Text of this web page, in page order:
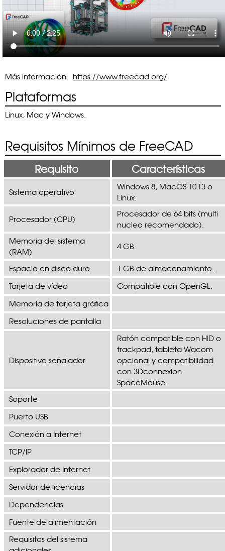
Más información: https://www.freecad.org/
Plataformas
Linux, Mac y Windows.
Requisitos Mínimos de FreeCAD
Requisito Características
Sistema operativo
Windows 8, MacOS 10.13 o
Linux.
Procesador (CPU)
Procesador de 64 bits (multi
nucleo recomendado).
Memoria del sistema
(RAM)
4 GB.
Espacio en disco duro
1 GB de almacenamiento.
Tarjeta de vídeo
Compatible con OpenGL.
Memoria de tarjeta gráfica
Resoluciones de pantalla
Dispositivo señalador
Ratón compatible con HID o
trackpad, tableta Wacom
opcional y compatibilidad
con 3Dconnexion
SpaceMouse.
Soporte
Puerto USB
Conexión a Internet
TCP/IP
Explorador de Internet
Servidor de licencias
Dependencias
Fuente de alimentación
Requisitos del sistema